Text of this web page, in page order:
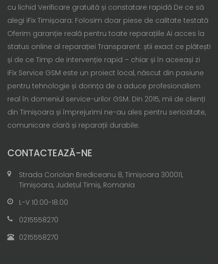
cu lichid Verificare gratuită și constatare rapidă De ce să
alegi iFix Timișoara: Folosim doar piese de calitate testată
Oferim garanție reală pentru toate reparațiile Ai acces la
status online al reparației Transparent: știi exact ce plătești
și de ce Timp de intervenție rapid – chiar și în aceeași zi
iFix Service GSM este un proiect local, născut din pasiune
pentru tehnologie și dorința de a aduce profesionalism
real în domeniul service-urilor GSM. Din 2015, mii de clienți
din Timișoara și împrejurimi ne-au ales pentru seriozitate,
comunicare clară și reparații durabile.
CONTACTEAZĂ-NE
Strada Coriolan Brediceanu 8, Timișoara 300011,
Timișoara, Județul Timiș, Romania
L-V 10:00-18:00
0215558270
0215558270